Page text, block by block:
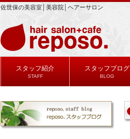
佐世保の美容室│美容院│ヘアーサロン
スタッフ紹介
STAFF
スタッフブログ
BLOG